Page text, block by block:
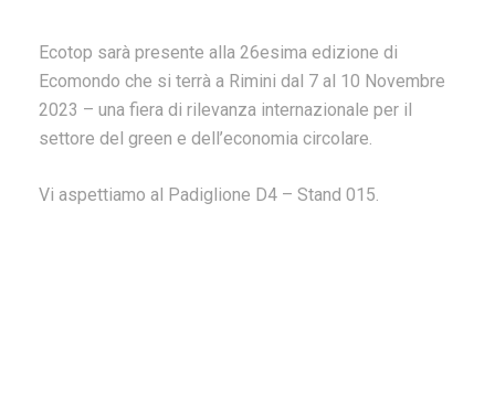
Ecotop sarà presente alla 26esima edizione di
Ecomondo che si terrà a Rimini dal 7 al 10 Novembre
2023 – una fiera di rilevanza internazionale per il
settore del green e dell’economia circolare.
Vi aspettiamo al Padiglione D4 – Stand 015.